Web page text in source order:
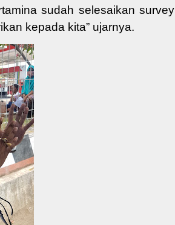
sudah selesaikan survey
kepada kita” ujarnya.